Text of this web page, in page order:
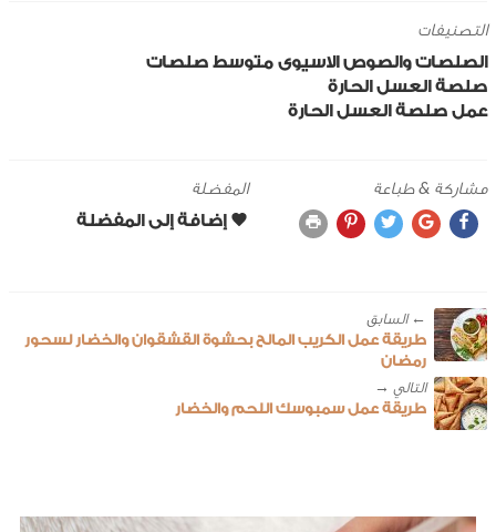
التصنيفات
الصلصات والصوص الاسيوى متوسط صلصات
صلصة العسل الحارة
عمل صلصة العسل الحارة
مشاركة & طباعة المفضلة
← ‎السابق
طريقة عمل الكريب المالح بحشوة القشقوان والخضار لسحور
رمضان
طريقة عمل سمبوسك اللحم والخضار